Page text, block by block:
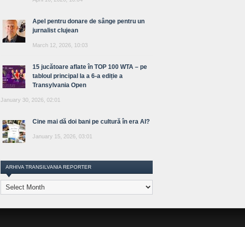
Apel pentru donare de sânge pentru un
jurnalist clujean
March 12, 2026, 10:03
15 jucătoare aflate în TOP 100 WTA – pe
tabloul principal la a 6-a ediție a
Transylvania Open
January 30, 2026, 02:01
Cine mai dă doi bani pe cultură în era AI?
January 15, 2026, 03:01
ARHIVA TRANSILVANIA REPORTER
Arhiva
Transilvania